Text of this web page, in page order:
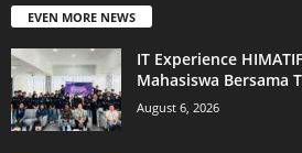
EVEN MORE NEWS
IT Experience
Mahasiswa Bersama
August 6, 2026